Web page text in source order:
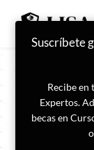
Suscríbete
Recibe en
Expertos.
becas en